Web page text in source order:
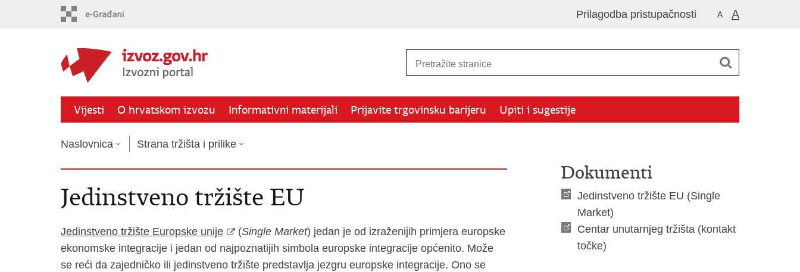
A A
Prilagodba pristupačnosti
Vijesti O hrvatskom izvozu Informativni materijali Prijavite trgovinsku barijeru Upiti i sugestije
Naslovnica Strana tržišta i prilike
Jedinstveno tržište EU
Jedinstveno tržište Europske unije (Single Market) jedan je od izraženijih primjera europske
ekonomske integracije i jedan od najpoznatijih simbola europske integracije općenito. Može
se reći da zajedničko ili jedinstveno tržište predstavlja jezgru europske integracije. Ono se
Dokumenti
Jedinstveno tržište EU (Single
Market)
Centar unutarnjeg tržišta (kontakt
točke)